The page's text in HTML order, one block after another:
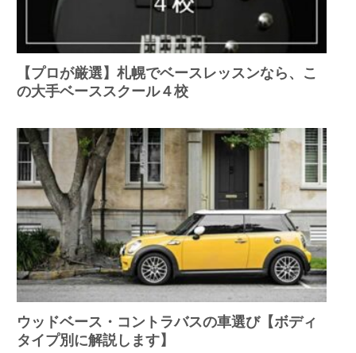
【プロが厳選】札幌でベースレッスンなら、こ
の大手ベーススクール４校
ウッドベース・コントラバスの車選び【ボディ
タイプ別に解説します】